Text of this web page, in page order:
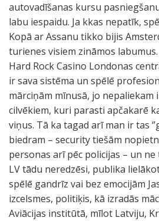
autovadīšanas kursu
labu iespaidu. Ja kkas nepatīk,
Kopā ar Assanu tikko bijis
turienes visiem zināmos
Hard Rock Casino Londonas
ir sava sistēma un spēlē
mārciņām mīnusā, jo nepaliekam
cilvēkiem, kuri parasti apčakarē
viņus. Tā ka tagad arī man ir tas
biedram – security tiešām
personas arī pēc policijas – un ne
LV tādu neredzēsi, publika
spēlē gandrīz vai bez emocijām
izcelsmes, politiķis, kā izradās
Aviācijas institūtā, mīlot Latviju,